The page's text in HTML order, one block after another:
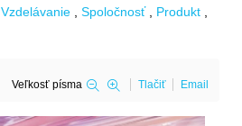
Vzdelávanie Spoločnosť
Produkt
Veľkosť písma Tlačiť Email